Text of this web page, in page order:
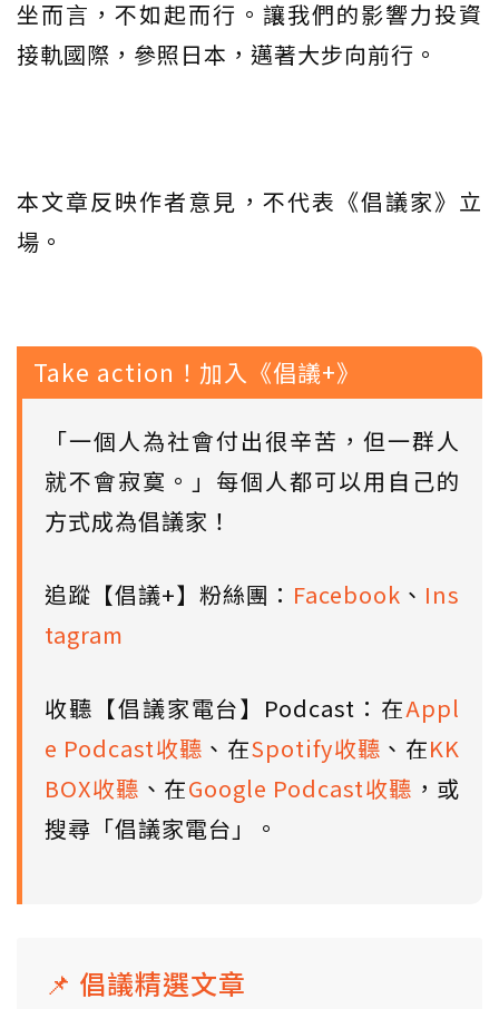
坐而言，不如起而行。讓我們的影響力投資
接軌國際，參照日本，邁著大步向前行。
本文章反映作者意見，不代表《倡議家》立
場。
Take action！加入《倡議+》
「一個人為社會付出很辛苦，但一群人
就不會寂寞。」每個人都可以用自己的
方式成為倡議家！
追蹤【倡議+】粉絲團： Facebook 、 Ins
tagram
收聽【倡議家電台】Podcast：在Appl
e Podcast收聽 、在Spotify收聽 、在KK
BOX收聽 、在Google Podcast收聽 ，或
搜尋「倡議家電台」。
📌 倡議精選文章